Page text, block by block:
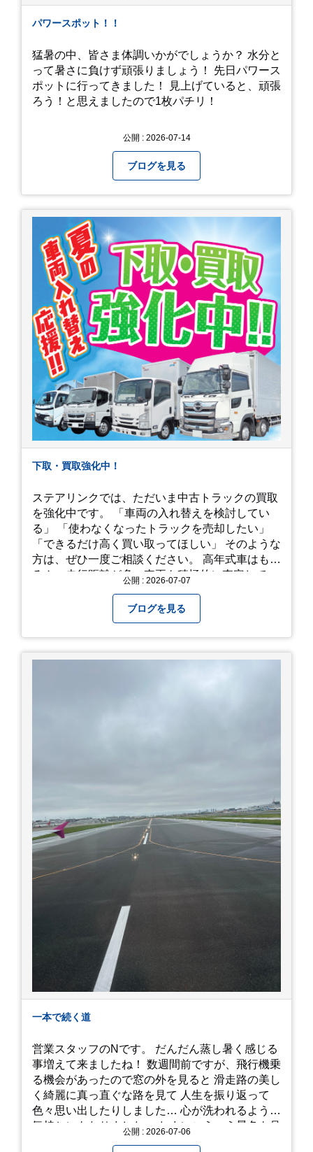
パワースポット！！
猛暑の中、皆さま体調いかがでしょうか？ 水分と
って暑さに負けず頑張りましょう！ 先日パワース
ポットに行ってきました！ 見上げていると、頑張
ろう！と思えましたので1枚パチリ！
公開 : 2026-07-14
ブログを見る
下取・買取強化中！
ステアリンクでは、ただいま中古トラックの買取
を強化中です。 「車両の入れ替えを検討してい
る」 「使わなくなったトラックを売却したい」
「できるだけ高く買い取ってほしい」 そのような
方は、ぜひ一度ご相談ください。 高年式車はもち
ろん、走行距離が多い車両も積極的に査定してい
ただいており、豊富な販売ネットワークを活かし
た高価買取が可能です。
公開 : 2026-07-07
ブログを見る
一本で続く道
営業スタッフのNです。 だんだん蒸し暑く感じる
事増えて来ましたね！ 数週間前ですが、飛行機乗
る機会があったので窓の外を見ると 滑走路の美し
く綺麗に真っ直ぐな路を見て 人生を振り返って
色々思い出したりしました… 心が洗われるような
気持ちにもなりました。 たまにこういう景色も見公開 : 2026-07-06